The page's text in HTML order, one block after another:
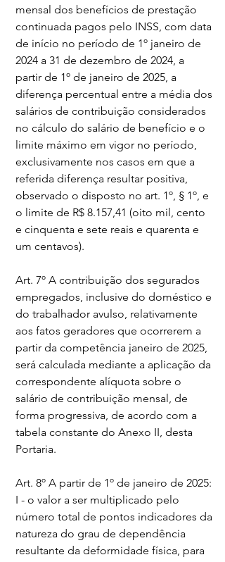
mensal dos benefícios de prestação
continuada pagos pelo INSS, com data
de início no período de 1º janeiro de
2024 a 31 de dezembro de 2024, a
partir de 1º de janeiro de 2025, a
diferença percentual entre a média dos
salários de contribuição considerados
no cálculo do salário de benefício e o
limite máximo em vigor no período,
exclusivamente nos casos em que a
referida diferença resultar positiva,
observado o disposto no art. 1º, § 1º, e
o limite de R$ 8.157,41 (oito mil, cento
e cinquenta e sete reais e quarenta e
um centavos).
Art. 7º A contribuição dos segurados
empregados, inclusive do doméstico e
do trabalhador avulso, relativamente
aos fatos geradores que ocorrerem a
partir da competência janeiro de 2025,
será calculada mediante a aplicação da
correspondente alíquota sobre o
salário de contribuição mensal, de
forma progressiva, de acordo com a
tabela constante do Anexo II, desta
Portaria.
Art. 8º A partir de 1º de janeiro de 2025:
I - o valor a ser multiplicado pelo
número total de pontos indicadores da
natureza do grau de dependência
resultante da deformidade física, para